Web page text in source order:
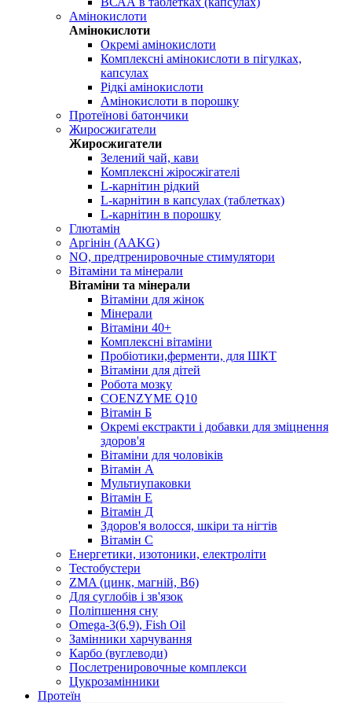
Амінокислоти
Амінокислоти
Окремі амінокислоти
Комплексні амінокислоти в пігулках,
капсулах
Рідкі амінокислоти
Амінокислоти в порошку
Протеїнові батончики
Жиросжигатели
Жиросжигатели
Зелений чай, кави
Комплексні жіросжігателі
L-карнітин рідкий
L-карнітин в капсулах (таблетках)
L-карнітин в порошку
Глютамін
Аргінін (AAKG)
NO, предтренировочные стимулятори
Вітаміни та мінерали
Вітаміни та мінерали
Вітаміни для жінок
Мінерали
Вітаміни 40+
Комплексні вітаміни
Пробіотики,ферменти, для ШКТ
Вітаміни для дітей
Робота мозку
COENZYME Q10
Вітамін Б
Окремі екстракти і добавки для зміцнення
здоров'я
Вітаміни для чоловіків
Вітамін А
Мультиупаковки
Вітамін Е
Вітамін Д
Здоров'я волосся, шкіри та нігтів
Вітамін С
Енергетики, изотоники, електроліти
Тестобустери
ZMA (цинк, магній, В6)
Для суглобів і зв'язок
Поліпшення сну
Omega-3(6,9), Fish Oil
Замінники харчування
Карбо (вуглеводи)
Послетренировочные комплекси
Цукрозамінники
Протеїн